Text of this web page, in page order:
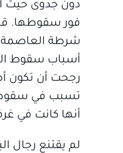
دون جدوى حيث
فور سقوطها.
شرطة
أسباب سقوط
رجحت أن تكون
تسبب في
أنها كانت في
لم يقتنع رجال